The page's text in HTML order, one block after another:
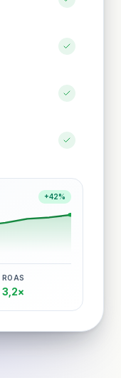
+42%
ROAS
3,2×